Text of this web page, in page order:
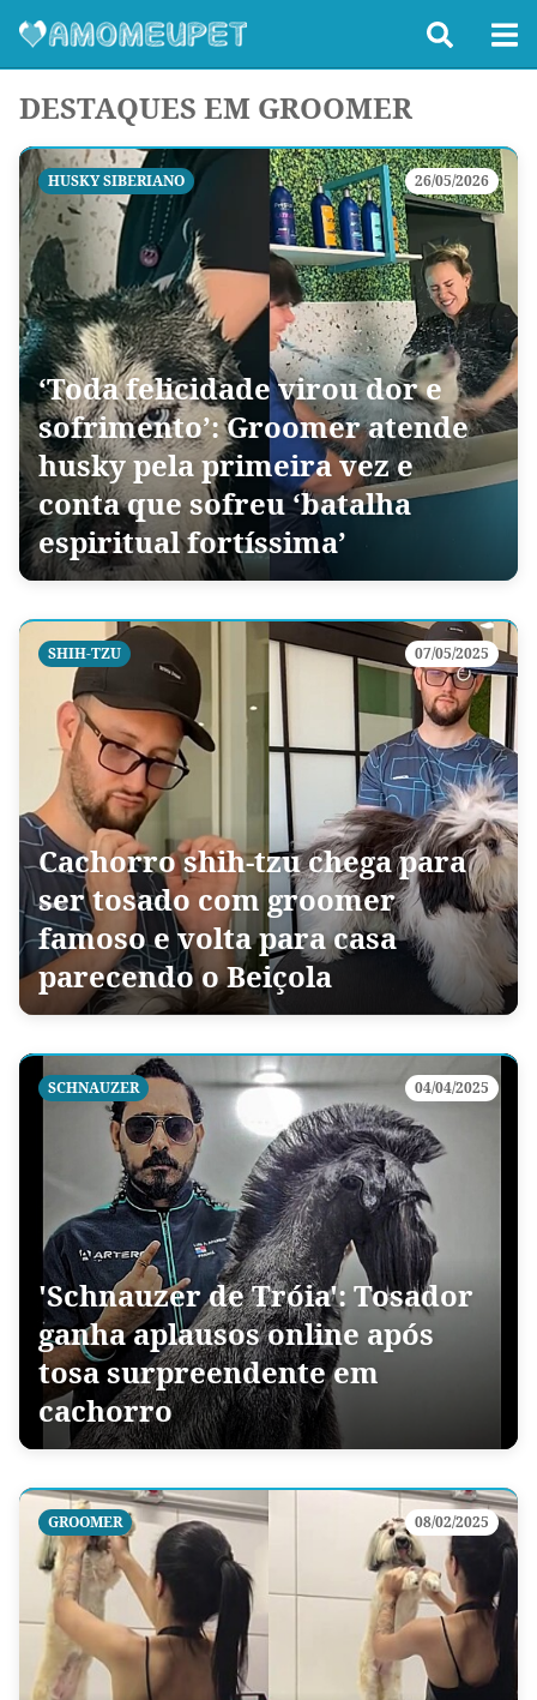
DESTAQUES EM GROOMER
HUSKY SIBERIANO 26/05/2026
‘Toda felicidade virou dor e
sofrimento’: Groomer atende
husky pela primeira vez e
conta que sofreu ‘batalha
espiritual fortíssima’
SHIH-TZU 07/05/2025
Cachorro shih-tzu chega para
ser tosado com groomer
famoso e volta para casa
parecendo o Beiçola
SCHNAUZER 04/04/2025
'Schnauzer de Tróia': Tosador
ganha aplausos online após
tosa surpreendente em
cachorro
GROOMER 08/02/2025